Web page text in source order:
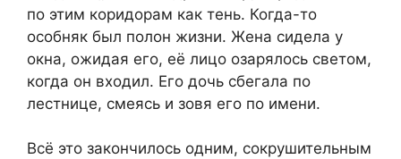
по этим коридорам как тень. Когда-то
особняк был полон жизни. Жена сидела у
окна, ожидая его, её лицо озарялось светом,
когда он входил. Его дочь сбегала по
лестнице, смеясь и зовя его по имени.
Всё это закончилось одним, сокрушительным